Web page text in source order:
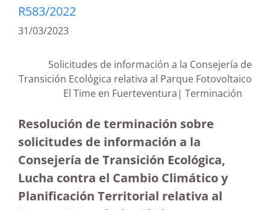
R583/2022
31/03/2023
Solicitudes de información a la Consejería de
Transición Ecológica relativa al Parque Fotovoltaico
El Time en Fuerteventura| Terminación
Resolución de terminación sobre
solicitudes de información a la
Consejería de Transición Ecológica,
Lucha contra el Cambio Climático y
Planificación Territorial relativa al